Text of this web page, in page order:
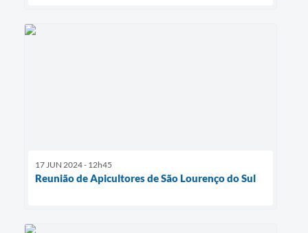
17 JUN 2024 - 12h45
Reunião de Apicultores de São Lourenço do Sul